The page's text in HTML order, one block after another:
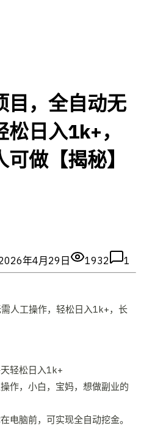
目，全自动无
日入1k+，
做【揭秘】
年4月29日 1932 1
轻松日入1k+
作，小白，宝妈，想做副业的
电脑前，可实现全自动挖金。